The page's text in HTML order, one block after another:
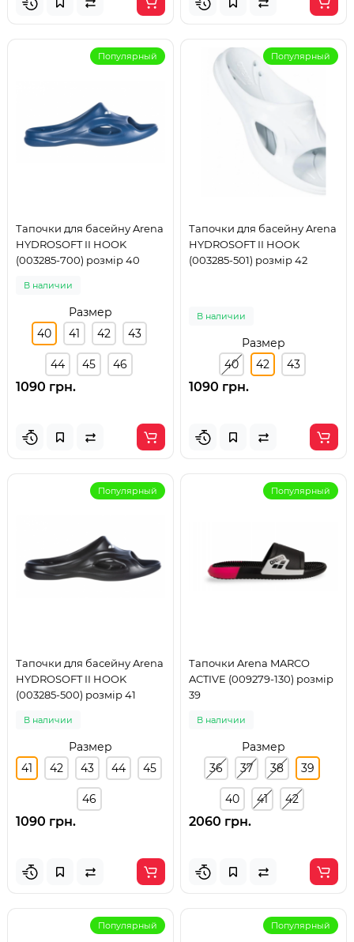
Популярный
Тапочки для басейну Arena
HYDROSOFT II HOOK
(003285-700) розмір 40
В наличии
Размер
40
41 42 43
44 45 46
1090 грн.
Популярный
Тапочки для басейну Arena
HYDROSOFT II HOOK
(003285-501) розмір 42
В наличии
Размер
40
42 43
1090 грн.
Популярный
Тапочки для басейну Arena
HYDROSOFT II HOOK
(003285-500) розмір 41
В наличии
Размер
41
42 43 44 45
46
1090 грн.
Популярный
Тапочки Arena MARCO
ACTIVE (009279-130) розмір
39
В наличии
Размер
36
37 38 39
40 41 42
2060 грн.
Популярный Популярный